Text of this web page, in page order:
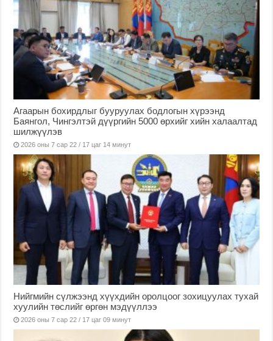
Агаарын бохирдлыг бууруулах бодлогын хүрээнд
Баянгол, Чингэлтэй дүүргийн 5000 өрхийг хийн халаалтад
шилжүүлэв
2026 оны 7 сар 22 / 17 цаг 14 минут
Нийгмийн сүлжээнд хүүхдийн оролцоог зохицуулах тухай
хуулийн төслийг өргөн мэдүүллээ
2026 оны 7 сар 22 / 17 цаг 09 минут